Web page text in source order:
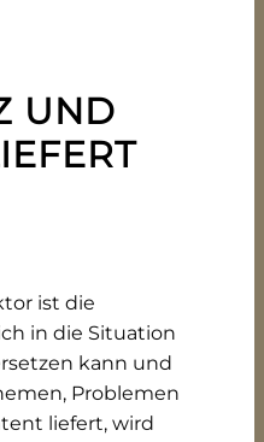
UND
ist die
in die Situation
kann und
Problemen
liefert, wird